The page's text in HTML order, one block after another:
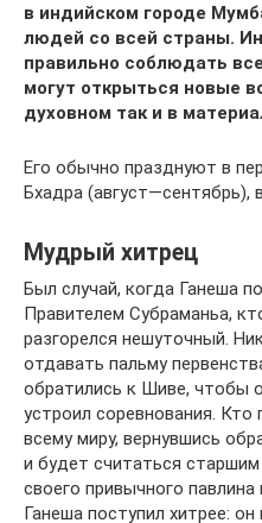
в индийском городе
людей со всей страны.
правильно соблюдать
могут открыться новые
духовном так и в
Его обычно празднуют в
Бхадра (август—сентябрь),
Мудрый хитрец
Был случай, когда Ганеша
Правителем Субраманьа,
разгорелся нешуточный.
отдавать пальму
обратились к Шиве, чтобы
устроил соревнования. Кто
всему миру, вернувшись
и будет считаться
своего привычного
Ганеша поступил хитрее: